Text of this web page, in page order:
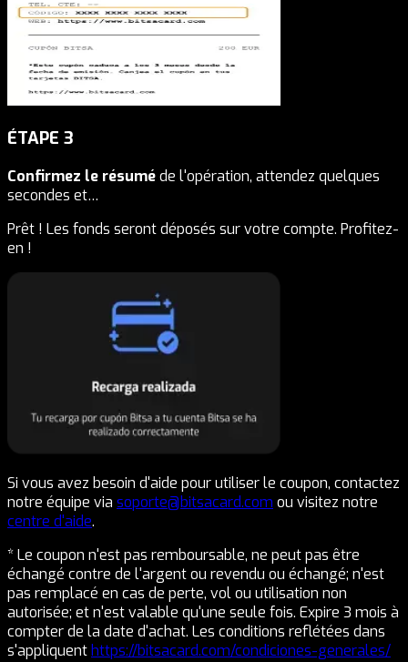
ÉTAPE 3
Confirmez le résuméde l'opération, attendez quelques
secondes et…
Prêt ! Les fonds seront déposés sur votre compte. Profitez-
en !
Si vous avez besoin d'aide pour utiliser le coupon, contactez
notre équipe via soporte@bitsacard.com ou visitez notre
centre d'aide.
* Le coupon n'est pas remboursable, ne peut pas être
échangé contre de l'argent ou revendu ou échangé; n'est
pas remplacé en cas de perte, vol ou utilisation non
autorisée; et n'est valable qu'une seule fois. Expire 3 mois à
compter de la date d'achat. Les conditions reflétées dans
s'appliquent https://bitsacard.com/condiciones-generales/